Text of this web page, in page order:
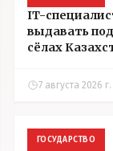
IT-
выдавать
сёлах
7 августа 2026
ГОСУДАРСТВО